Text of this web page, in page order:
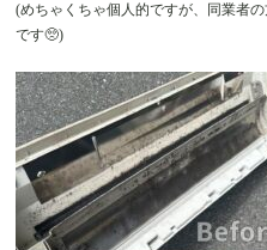
(めちゃくちゃ個人的ですが、同業者
です🥺)